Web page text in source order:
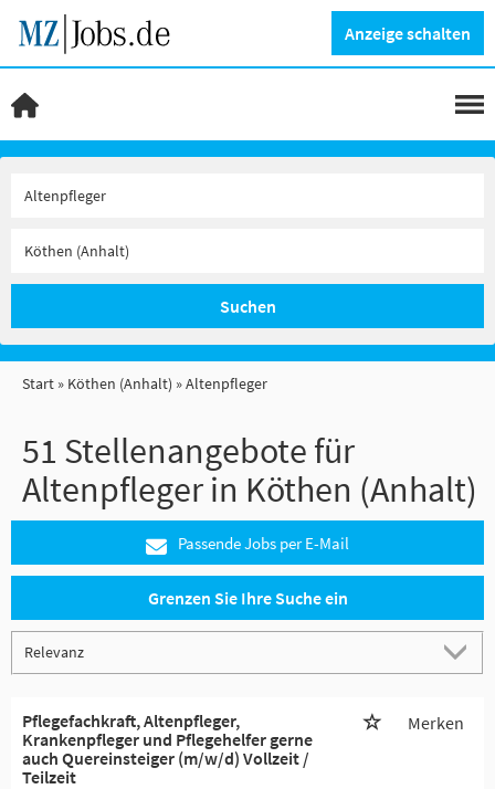
Anzeige schalten
Suchen
Start Köthen (Anhalt) Altenpfleger
51 Stellenangebote für
Altenpfleger in Köthen (Anhalt)
Passende Jobs per E-Mail
Grenzen Sie Ihre Suche ein
Pflegefachkraft, Altenpfleger,
Krankenpfleger und Pflegehelfer gerne
auch Quereinsteiger (m/w/d) Vollzeit /
Teilzeit
Merken